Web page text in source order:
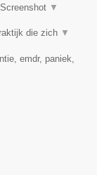
Screenshot ▼
die zich ▼
emdr, paniek,